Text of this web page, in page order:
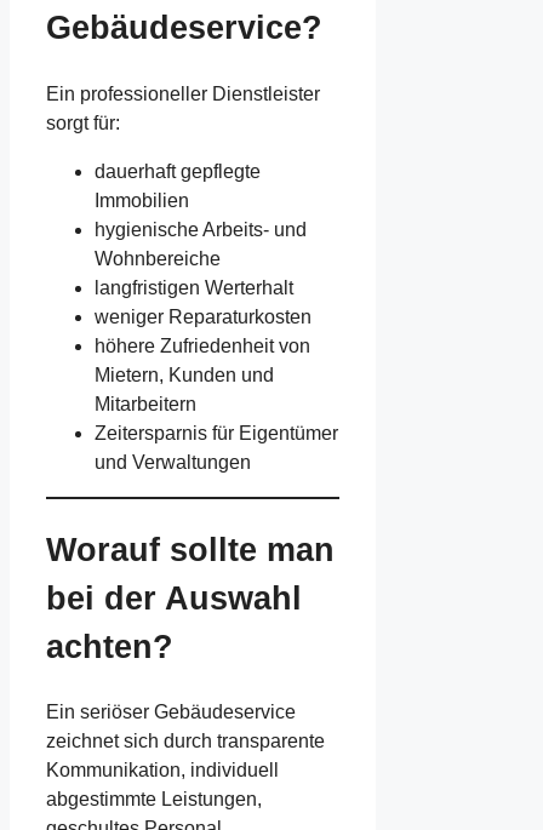
Gebäudeservice?
Ein professioneller Dienstleister
sorgt für:
dauerhaft gepflegte
Immobilien
hygienische Arbeits- und
Wohnbereiche
langfristigen Werterhalt
weniger Reparaturkosten
höhere Zufriedenheit von
Mietern, Kunden und
Mitarbeitern
Zeitersparnis für Eigentümer
und Verwaltungen
Worauf sollte man
bei der Auswahl
achten?
Ein seriöser Gebäudeservice
zeichnet sich durch transparente
Kommunikation, individuell
abgestimmte Leistungen,